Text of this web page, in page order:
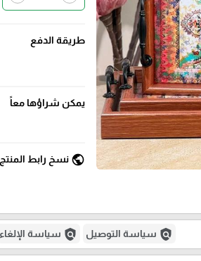
طريقة الدفع
يمكن شراؤها معاً
public نسخ رابط المنتج
policy سياسة التوصيل policy سياسة الإلغاء